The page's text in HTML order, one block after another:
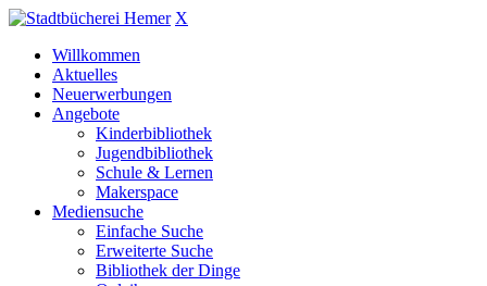
X
Willkommen
Aktuelles
Neuerwerbungen
Angebote
Kinderbibliothek
Jugendbibliothek
Schule & Lernen
Makerspace
Mediensuche
Einfache Suche
Erweiterte Suche
Bibliothek der Dinge